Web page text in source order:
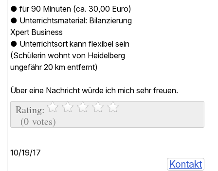
● für 90 Minuten (ca. 30,00 Euro)
● Unterrichtsmaterial: Bilanzierung
Xpert Business
● Unterrichtsort kann flexibel sein
(Schülerin wohnt von Heidelberg
ungefähr 20 km entfernt)
Über eine Nachricht würde ich mich sehr freuen.
Rating:
(0 votes)
10/19/17
Kontakt